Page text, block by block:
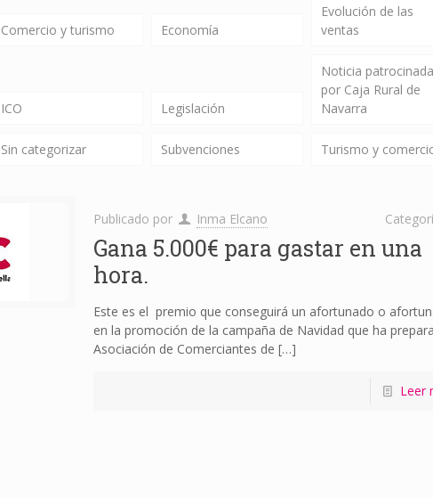
Comercio y turismo Economía
Evolución de las
ventas
ICO Legislación
Noticia patrocinada
por Caja Rural de
Navarra
Sin categorizar Subvenciones Turismo y
Publicado por Inma Elcano
Gana 5.000€ para gastar en una
hora.
Este es el premio que conseguirá un afortunado o
en la promoción de la campaña de Navidad que ha
Asociación de Comerciantes de […]
Leer